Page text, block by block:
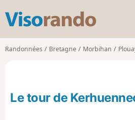
s
o
o
Randonnées Bretagne Morbihan
Le tour de